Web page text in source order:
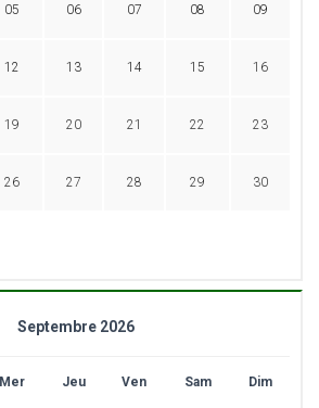
05 06 07 08 09
12 13 14 15 16
19 20 21 22 23
26 27 28 29 30
Septembre 2026
Mer Jeu Ven Sam Dim